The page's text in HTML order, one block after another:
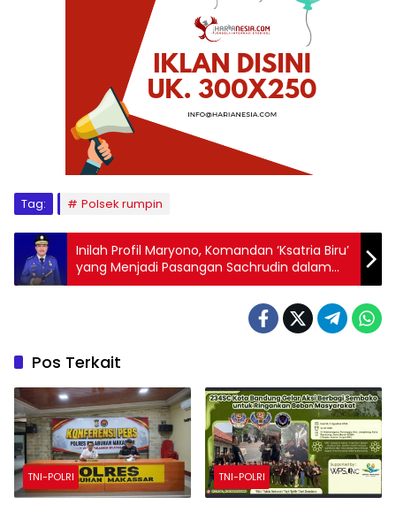
Tag: Polsek rumpin
Inilah Profil Maryono, Komandan ‘Ksatria Biru’
yang Menjadi Pasangan Sachrudin dalam
Pilkada Kota Tangerang
Pos Terkait
TNI-POLRI TNI-POLRI